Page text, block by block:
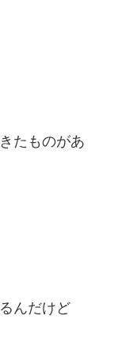
たものがあ
んだけど